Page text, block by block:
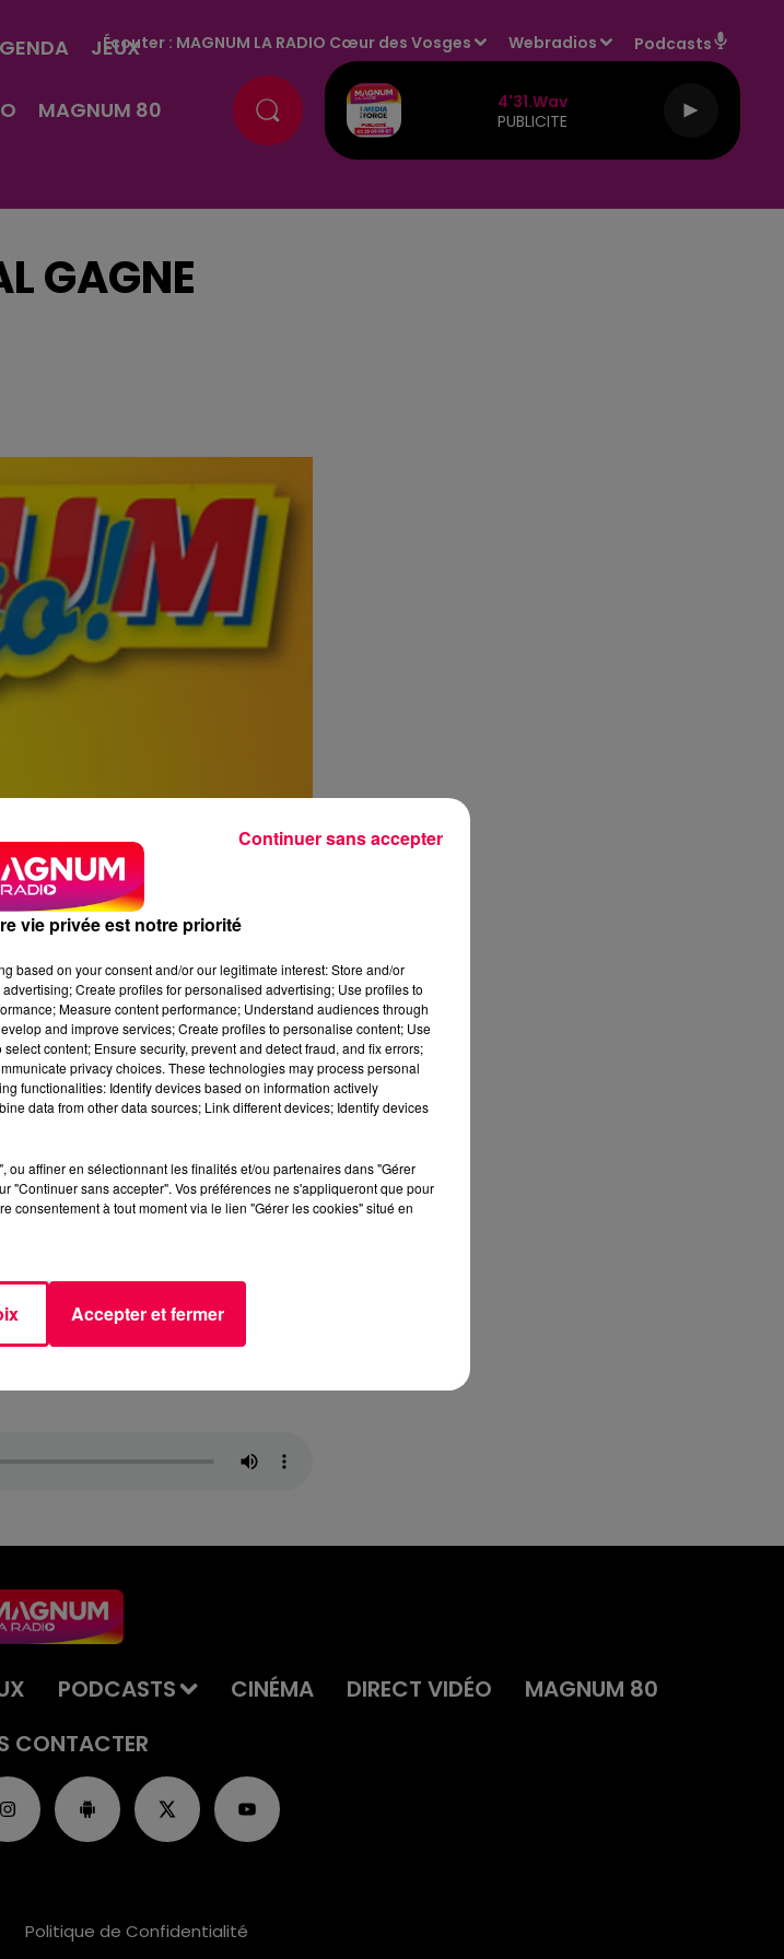
JEUX
MAGNUM 80
Écouter : MAGNUM LA RADIO Cœur des Vosges Webradios Podcasts
4'31.wav
PUBLICITE
GAGNE
PODCASTS CINÉMA DIRECT VIDÉO
MAGNUM 80
CONTACTER
Politique de Confidentialité
vie privée est notre priorité
based on your consent and/or our legitimate interest: Store and/or
Create profiles for personalised advertising; Use profiles to
Measure content performance; Understand audiences through
and improve services; Create profiles to personalise content; Use
content; Ensure security, prevent and detect fraud, and fix errors;
privacy choices. These technologies may process personal
functionalities: Identify devices based on information actively
data from other data sources; Link different devices; Identify devices
ou affiner en sélectionnant les finalités et/ou partenaires dans "Gérer
"Continuer sans accepter". Vos préférences ne s'appliqueront que pour
consentement à tout moment via le lien "Gérer les cookies" situé en
Accepter et fermer
Continuer sans accepter